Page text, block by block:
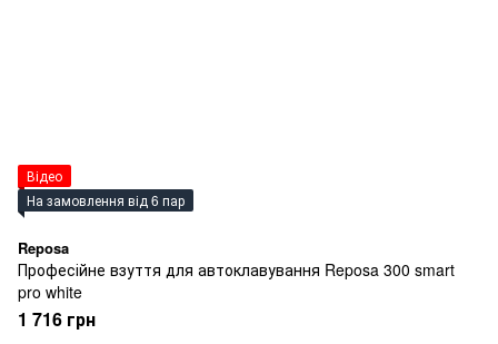
Відео
На замовлення від 6 пар
Reposa
Професійне взуття для автоклавування Reposa 300 smart
pro white
1 716 грн